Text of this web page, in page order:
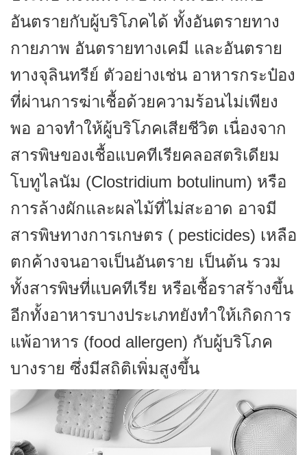
อันตรายกับผู้บริโภคได้ ทั้งอันตรายทาง
กายภาพ อันตรายทางเคมี และอันตราย
ทางจุลินทรีย์ ตัวอย่างเช่น อาหารกระป๋อง
ที่ผ่านการฆ่าเชื้อด้วยความร้อนไม่เพียง
พอ อาจทำให้ผู้บริโภคเสียชีวิต เนื่องจาก
สารพิษของเชื้อแบคทีเรียคลอสตริเดียม
โบทูไลนัม (Clostridium botulinum) หรือ
การล้างผักและผลไม้ที่ไม่สะอาด อาจมี
สารพิษทางการเกษตร ( pesticides) เหลือ
ตกค้างจนอาจเป็นอันตราย เป็นต้น รวม
ทั้งสารพิษที่แบคทีเรีย หรือเชื้อราสร้างขึ้น
อีกทั้งอาหารบางประเภทยังทำให้เกิดการ
แพ้อาหาร (food allergen) กับผู้บริโภค
บางราย ซึ่งมีสถิติเพิ่มสูงขึ้น